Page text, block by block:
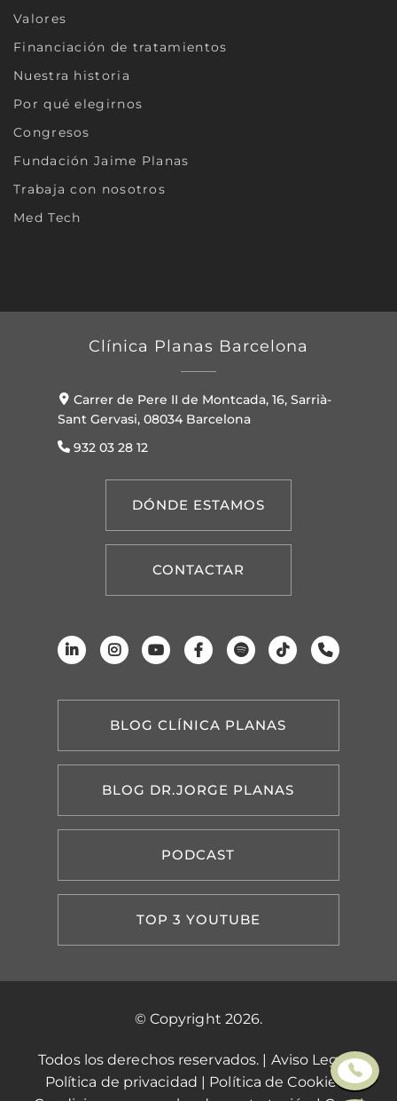
Valores
Financiación de tratamientos
Nuestra historia
Por qué elegirnos
Congresos
Fundación Jaime Planas
Trabaja con nosotros
Med Tech
Clínica Planas Barcelona
Carrer de Pere II de Montcada, 16, Sarrià-
Sant Gervasi, 08034 Barcelona
932 03 28 12
DÓNDE ESTAMOS
CONTACTAR
BLOG CLÍNICA PLANAS
BLOG DR.JORGE PLANAS
PODCAST
TOP 3 YOUTUBE
© Copyright 2026.
Todos los derechos reservados. | Aviso Legal|
Política de privacidad | Política de Cookies|